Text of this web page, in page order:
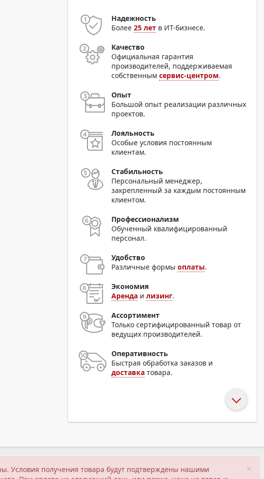
Надежность
Более25 лет в ИТ-бизнесе.
Качество
Официальная гарантия
производителей, поддерживаемая
собственнымсервис-центром.
Опыт
Большой опыт реализации различных
проектов.
Лояльность
Особые условия постоянным
клиентам.
Стабильность
Персональный менеджер,
закрепленный за каждым постоянным
клиентом.
Профессионализм
Обученный квалифицированный
персонал.
Удобство
Различные формыоплаты.
Экономия
Аренда илизинг.
Ассортимент
Только сертифицированный товар от
ведущих производителей.
Оперативность
Быстрая обработка заказов и
доставка товара.
×
Условия получения товара будут подтверждены нашими